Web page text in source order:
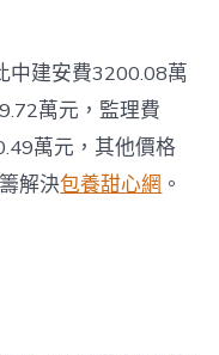
中建安費3200.08萬
萬元，監理費
萬元，其他價格
解決包養甜心網 。